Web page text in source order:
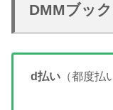
DMMブッ
d払い （都度払